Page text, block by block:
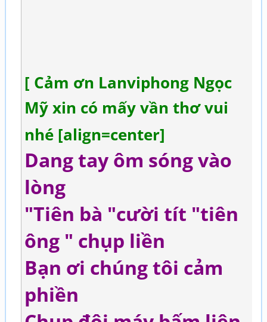
[ Cảm ơn Lanviphong Ngọc
Mỹ xin có mấy vần thơ vui
nhé [align=center]
Dang tay ôm sóng vào
lòng
"Tiên bà "cười tít "tiên
ông " chụp liền
Bạn ơi chúng tôi cảm
phiền